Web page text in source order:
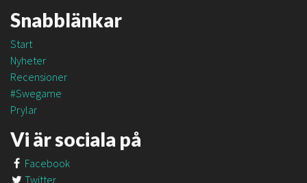
Snabblänkar
Start
Nyheter
Recensioner
#Swegame
Prylar
Vi är sociala på
Facebook
Twitter